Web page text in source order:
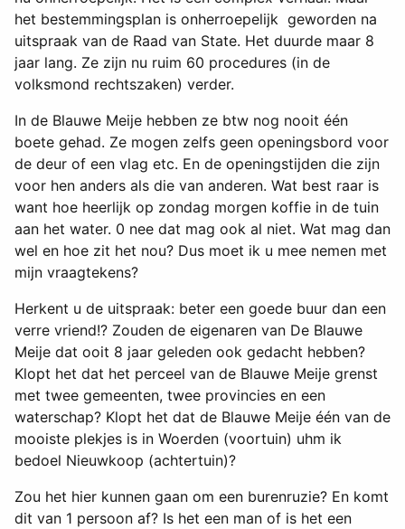
het bestemmingsplan is onherroepelijk geworden na
uitspraak van de Raad van State. Het duurde maar 8
jaar lang. Ze zijn nu ruim 60 procedures (in de
volksmond rechtszaken) verder.
In de Blauwe Meije hebben ze btw nog nooit één
boete gehad. Ze mogen zelfs geen openingsbord voor
de deur of een vlag etc. En de openingstijden die zijn
voor hen anders als die van anderen. Wat best raar is
want hoe heerlijk op zondag morgen koffie in de tuin
aan het water. 0 nee dat mag ook al niet. Wat mag dan
wel en hoe zit het nou? Dus moet ik u mee nemen met
mijn vraagtekens?
Herkent u de uitspraak: beter een goede buur dan een
verre vriend!? Zouden de eigenaren van De Blauwe
Meije dat ooit 8 jaar geleden ook gedacht hebben?
Klopt het dat het perceel van de Blauwe Meije grenst
met twee gemeenten, twee provincies en een
waterschap? Klopt het dat de Blauwe Meije één van de
mooiste plekjes is in Woerden (voortuin) uhm ik
bedoel Nieuwkoop (achtertuin)?
Zou het hier kunnen gaan om een burenruzie? En komt
dit van 1 persoon af? Is het een man of is het een